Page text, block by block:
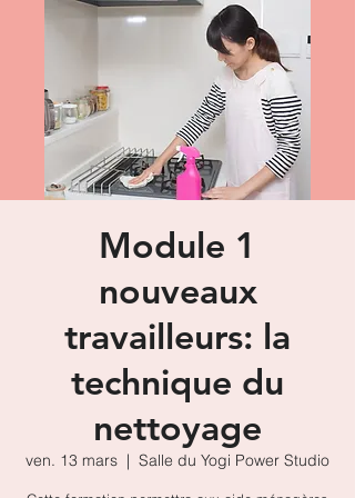
Module 1
nouveaux
travailleurs: la
technique du
nettoyage
ven. 13 mars
  |
Salle du Yogi Power Studio